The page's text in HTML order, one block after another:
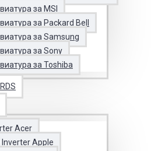
за MSI
за Packard Bell
за Samsung
за Sony
за Toshiba
Acer
Inverter Apple